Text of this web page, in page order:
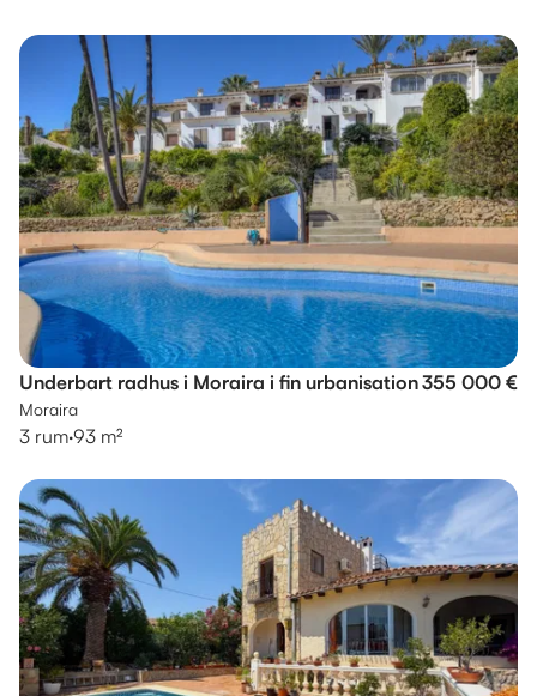
Underbart radhus i Moraira i fin urbanisation355 000 €
Moraira
3 rum·93 m²